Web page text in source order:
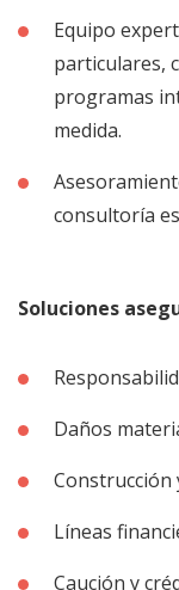
Equipo
particulares,
programas
medida.
consultoría
Soluciones
Daños
Construcción
Líneas
Caución y